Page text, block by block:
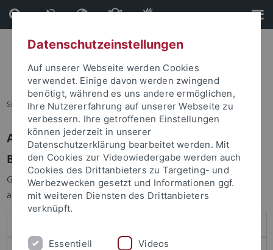
Direkt
zum
Inhalt
Direkt
zur
Fußleiste
Sie sind hier: Startseite
Anmelden
Benutzeranmeldung
Geben Sie Ihren Benutzernamen und Ihr Passwort an um sich
anzumelden:
Datenschutzeinstellungen
Auf unserer Webseite werden Cookies
verwendet. Einige davon werden zwingend
benötigt, während es uns andere ermöglichen,
Ihre Nutzererfahrung auf unserer Webseite zu
verbessern. Ihre getroffenen Einstellungen
können jederzeit in unserer
Datenschutzerklärung bearbeitet werden. Mit
den Cookies zur Videowiedergabe werden auch
Cookies des Drittanbieters zu Targeting- und
Werbezwecken gesetzt und Informationen ggf.
mit weiteren Diensten des Drittanbieters
verknüpft.
Essentiell Videos